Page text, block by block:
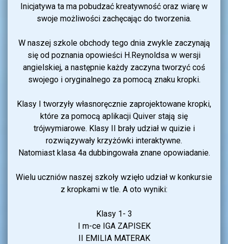
Inicjatywa ta ma pobudzać kreatywność oraz wiarę w
swoje możliwości zachęcając do tworzenia.
W naszej szkole obchody tego dnia zwykle zaczynają
się od poznania opowieści H.Reynoldsa w wersji
angielskiej, a następnie każdy zaczyna tworzyć coś
swojego i oryginalnego za pomocą znaku kropki.
Klasy I tworzyły własnoręcznie zaprojektowane kropki,
które za pomocą aplikacji Quiver stają się
trójwymiarowe. Klasy II brały udział w quizie i
rozwiązywały krzyżówki interaktywne.
Natomiast klasa 4a dubbingowała znane opowiadanie.
Wielu uczniów naszej szkoły wzięło udział w konkursie
z kropkami w tle. A oto wyniki:
Klasy 1- 3
I m-ce IGA ZAPISEK
II EMILIA MATERAK